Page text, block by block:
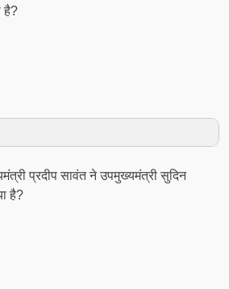
है?
प्रदीप सावंत ने उपमुख्यमंत्री सुदिन
है?